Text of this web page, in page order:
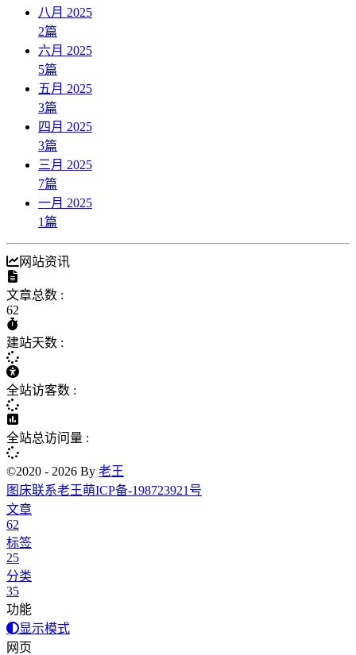
八月 2025
2篇
六月 2025
5篇
五月 2025
3篇
四月 2025
3篇
三月 2025
7篇
一月 2025
1篇
网站资讯
文章总数 :
62
建站天数 :
全站访客数 :
全站总访问量 :
©2020 - 2026 By 老王
图床联系老王萌ICP备-198723921号
文章
62
标签
25
分类
35
功能
显示模式
网页